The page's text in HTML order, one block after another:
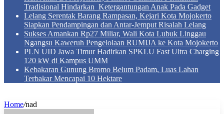
Tradisional Hindarkan Ketergantungan Anak Pada Gadget
Lelang Serentak Barang Rampasan, Kejari Kota Mojokerto
Siapkan Pendampingan dan Antar-Jemput Risalah Lelang
Sukses Amankan Rp27 Miliar, Wali Kota Lubuk Linggau
Ngangsu Kaweruh Pengelolaan RUMIJA ke Kota Mojokerto
PLN UID Jawa Timur Hadirkan SPKLU Fast Ultra Charging
120 kW di Kampus UMM
Kebakaran Gunung Bromo Belum Padam, Luas Lahan
Terbakar Mencapai 10 Hektare
Home/nad